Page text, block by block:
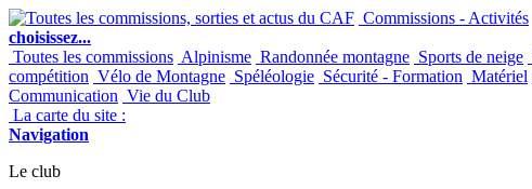
Commissions - Activités
choisissez...
Toutes les commissions Alpinisme Randonnée montagne Sports de neige
compétition Vélo de Montagne Spéléologie Sécurité - Formation Matériel
Communication Vie du Club
La carte du site :
Navigation
Le club